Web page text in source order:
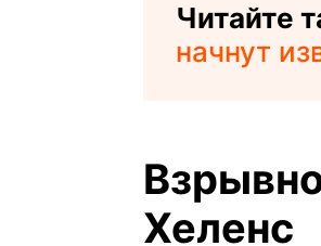
Читайте
начнут
Хеленс